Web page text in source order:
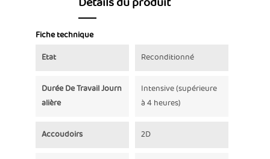
Fiche technique
Etat
Reconditionné
Durée De Travail Journ
Alière
Intensive (supérieure
à 4 heures)
Accoudoirs 2D